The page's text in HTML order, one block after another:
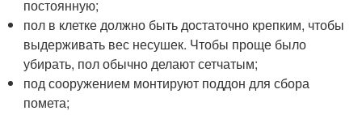
постоянную;
пол в клетке должно быть достаточно крепким, чтобы
выдерживать вес несушек. Чтобы проще было
убирать, пол обычно делают сетчатым;
под сооружением монтируют поддон для сбора
помета;